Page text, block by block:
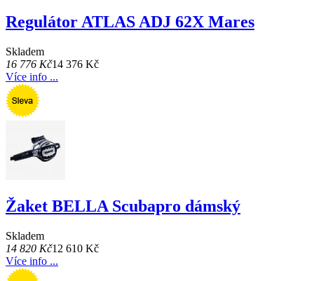
Regulátor ATLAS ADJ 62X Mares
Skladem
16 776 Kč14 376 Kč
Více info ...
Žaket BELLA Scubapro dámský
Skladem
14 820 Kč12 610 Kč
Více info ...